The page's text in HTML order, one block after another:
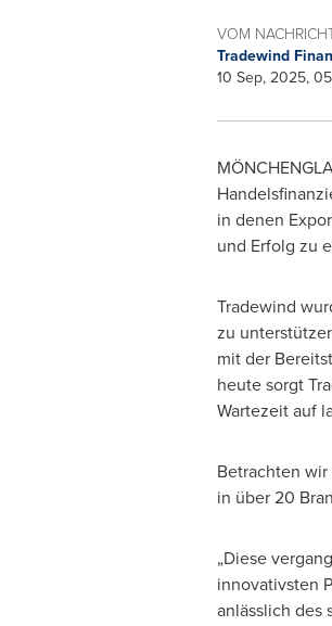
VOM
Tradewind
10 Sep, 2025,
in denen
und Erfolg zu
Tradewind
zu
mit der
heute sorgt
Wartezeit auf
Betrachten
in über 20
„Diese
innovativsten
anlässlich des